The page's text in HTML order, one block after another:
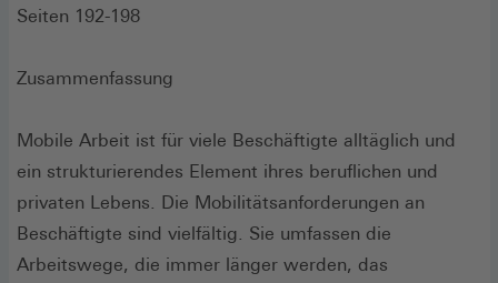
Seiten 192-198
Zusammenfassung
Mobile Arbeit ist für viele Beschäftigte alltäglich und
ein strukturierendes Element ihres beruflichen und
privaten Lebens. Die Mobilitätsanforderungen an
Beschäftigte sind vielfältig. Sie umfassen die
Arbeitswege, die immer länger werden, das